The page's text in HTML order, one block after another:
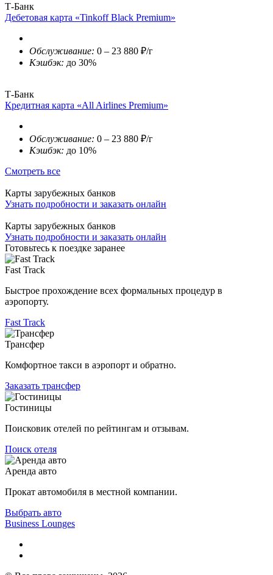
Т-Банк
Дебетовая карта «Tinkoff Black Premium»
Обслуживание: 0 – 23 880 ₽/г
Кэшбэк: до 30%
Т-Банк
Кредитная карта «All Airlines Premium»
Обслуживание: 0 – 23 880 ₽/г
Кэшбэк: до 10%
Смотреть все
Карты зарубежных банков
Узнать подробности и заказать онлайн
Карты зарубежных банков
Узнать подробности и заказать онлайн
Готовьтесь к поездке заранее
Fast Track
Быстрое прохождение всех формальных процедур в
аэропорту.
Fast Track
Трансфер
Комфортное такси в аэропорт и обратно.
Заказать трансфер
Гостиницы
Поисковик отелей по рейтингам и отзывам.
Поиск отеля
Аренда авто
Прокат автомобиля в местной компании.
Выбрать авто
Business Lounges